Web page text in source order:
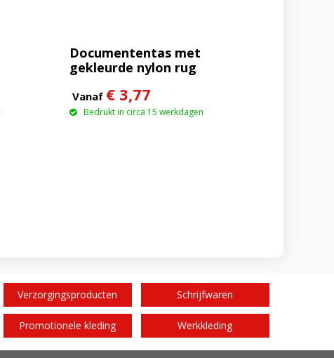
Documententas met
gekleurde nylon rug
Vanaf € 3,77
Bedrukt in circa 15 werkdagen
Verzorgingsproducten Schrijfwaren
Promotionele kleding Werkkleding